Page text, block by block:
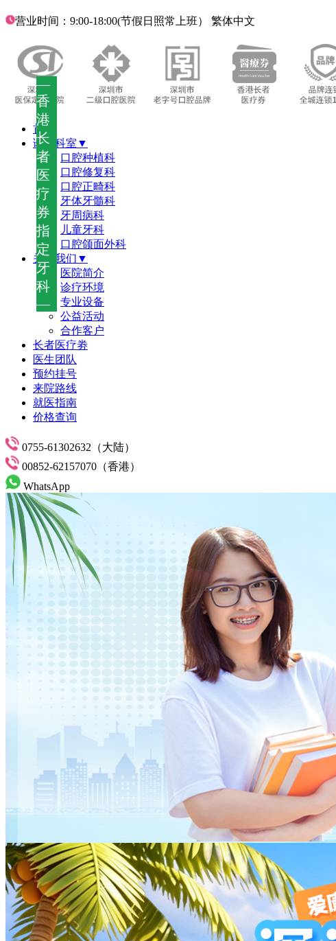
—
香
港
长
者
医
疗
券
指
定
牙
科
—
营业时间：9:00-18:00(节假日照常上班） 繁体中文
首页
诊疗科室▼
口腔种植科
口腔修复科
口腔正畸科
牙体牙髓科
牙周病科
儿童牙科
口腔颌面外科
关于我们▼
医院简介
诊疗环境
专业设备
公益活动
合作客户
长者医疗劵
医生团队
预约挂号
来院路线
就医指南
价格查询
0755-61302632（大陆）
00852-62157070（香港）
WhatsApp